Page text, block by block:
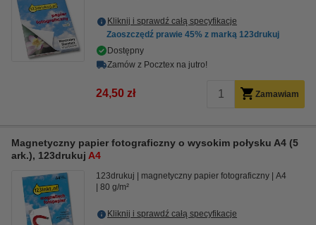
Kliknij i sprawdź całą specyfikacje
Zaoszczędź prawie 45% z marką 123drukuj
Dostępny
Zamów z Pocztex na jutro!
24,50 zł Zamawiam
Magnetyczny papier fotograficzny o wysokim połysku A4 (5
ark.), 123drukuj A4
123drukuj magnetyczny papier fotograficzny
A4
80 g/m²
Kliknij i sprawdź całą specyfikacje